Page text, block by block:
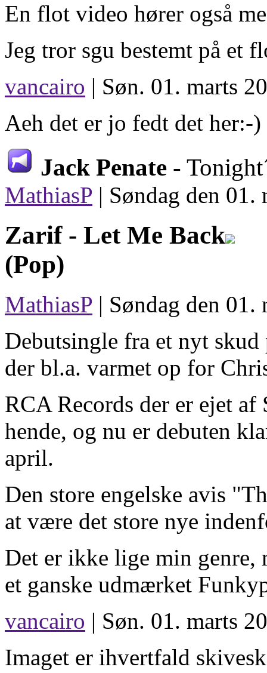
En flot video hører også
Jeg tror sgu bestemt på et
vancairo | Søn. 01. marts
Aeh det er jo fedt det her:-)
Jack Penate -
MathiasP | Søndag den
Zarif - Let Me Back
(Pop)
MathiasP | Søndag den
Debutsingle fra et nyt
der bl.a. varmet op for
RCA Records der er ejet
hende, og nu er debuten
april.
Den store engelske avis
at være det store nye
Det er ikke lige min genre,
et ganske udmærket
vancairo | Søn. 01. marts
Imaget er ihvertfald